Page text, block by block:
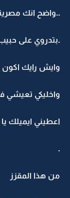
..واضح انك
.بتدروي على
وايش رايك اكون
واخليكي تعيشي
اعطيني ايميلك
.
من هذا المقزز